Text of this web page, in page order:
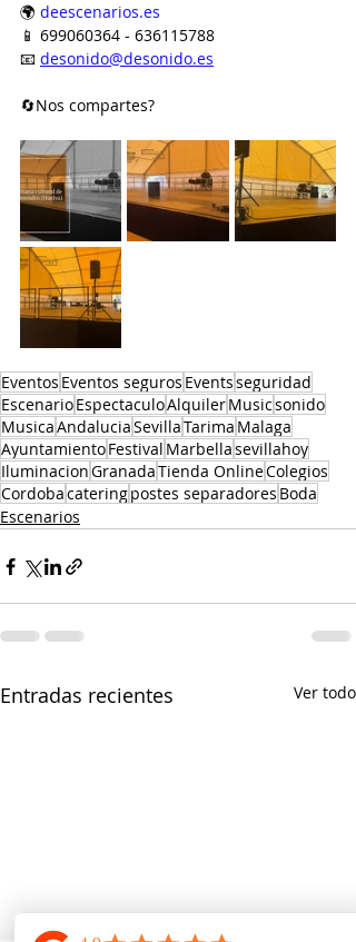
🌍 deescenarios.es
📱 699060364 - 636115788
📧 desonido@desonido.es
🔄Nos compartes?
Eventos Eventos seguros Eventsseguridad
EscenarioEspectaculoAlquilerMusicsonido
MusicaAndaluciaSevillaTarima Malaga
AyuntamientoFestival Marbellasevillahoy
IluminacionGranadaTienda OnlineColegios
Cordobacateringpostes separadores Boda
Escenarios
Entradas recientes Ver todo